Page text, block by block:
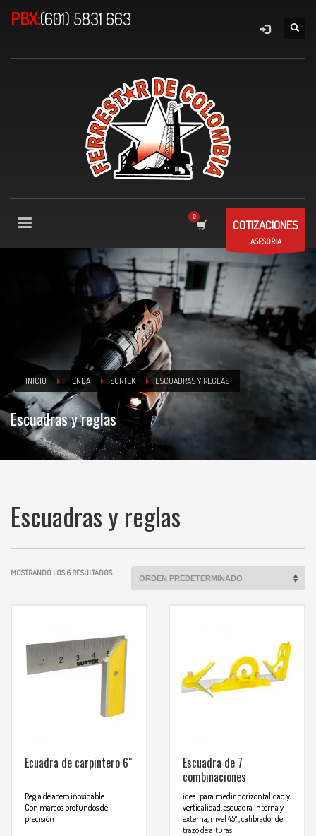
PBX:(601) 5831 663
COTIZACIONES
ASESORIA
INICIO TIENDA SURTEK ESCUADRAS Y REGLAS
Escuadras y reglas
Escuadras y reglas
MOSTRANDO LOS 6 RESULTADOS
Ecuadra de carpintero 6″
Regla de acero inoxidable
Con marcos profundos de
precisión
Escuadra de 7
combinaciones
ideal para medir horizontalidad y
verticalidad, escuadra interna y
externa, nivel 45º , calibrador de
trazo de alturas